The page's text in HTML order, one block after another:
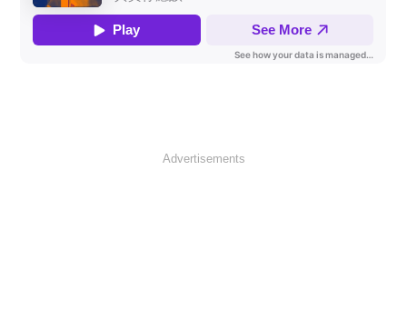
Advertisements